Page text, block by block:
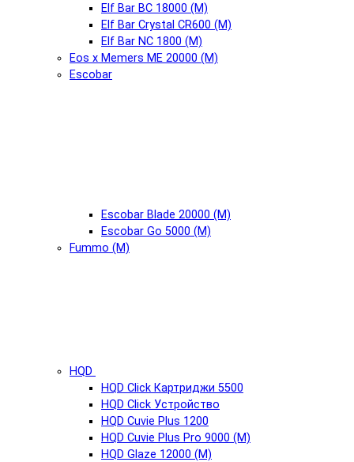
Elf Bar BC 18000 (М)
Elf Bar Crystal CR600 (М)
Elf Bar NC 1800 (М)
Eos x Memers ME 20000 (М)
Escobar
Escobar Blade 20000 (М)
Escobar Go 5000 (М)
Fummo (М)
HQD
HQD Click Картриджи 5500
HQD Click Устройство
HQD Cuvie Plus 1200
HQD Cuvie Plus Pro 9000 (М)
HQD Glaze 12000 (М)